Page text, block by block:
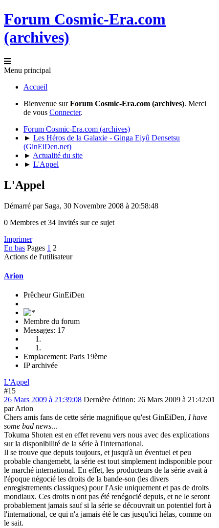
Forum Cosmic-Era.com
(archives)
Menu principal
Accueil
Bienvenue surForum Cosmic-Era.com (archives). Merci
de vous Connecter.
Forum Cosmic-Era.com (archives)
► Les Héros de la Galaxie - Ginga Eiyû Densetsu
(GinEiDen.net)
► Actualité du site
► L'Appel
L'Appel
Démarré par Saga, 30 Novembre 2008 à 20:58:48
0 Membres et 34 Invités sur ce sujet
Imprimer
En bas Pages 1 2
Actions de l'utilisateur
Arion
Prêcheur GinEiDen
Membre du forum
Messages: 17
Emplacement: Paris 19ème
IP archivée
L'Appel
#15
26 Mars 2009 à 21:39:08 Dernière édition: 26 Mars 2009 à 21:42:01
par Arion
Chers amis fans de cette série magnifique qu'est GinEiDen, I have
some bad news...
Tokuma Shoten est en effet revenu vers nous avec des explications
sur la disponibilité de la série à l'international.
Il se trouve que depuis toujours, et jusqu'à un éventuel et peu
probable changemebt, la série est tout simplement indisponible pour
le marché international. En effet, les producteurs de la série avait à
l'époque négocié les droits de la bande-son (les divers
enregistrements classiques) pour l'Asie uniquement et pas de droits
mondiaux. Ces droits n'ont pas été renégocié depuis, et ne le seront
probablement jamais sauf si la série se découvrait un potentiel fort à
l'international, ce qui n'a jamais été le cas jusqu'ici hélas, comme on
le sait.